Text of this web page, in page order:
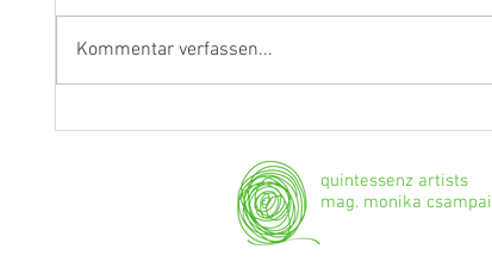
Kommentar verfassen...
quintessenz artists
mag. monika csampai